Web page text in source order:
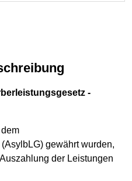
-
gewährt wurden,
der Leistungen